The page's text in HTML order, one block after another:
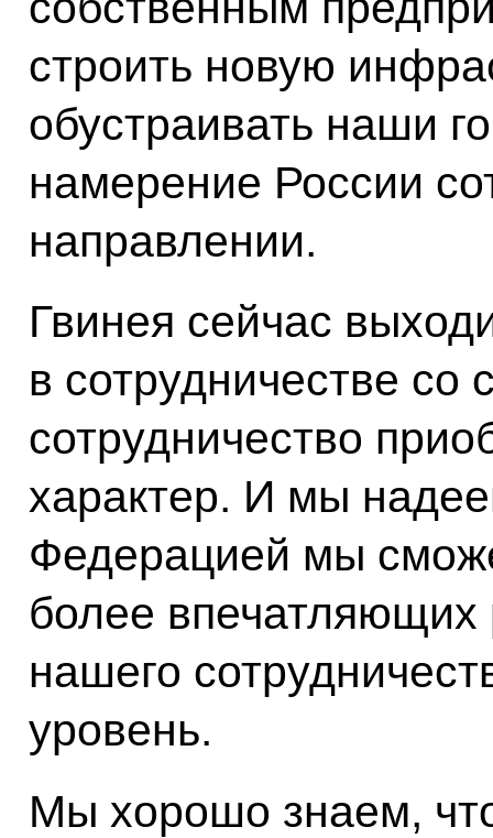
строить новую
обустраивать наши
намерение России
направлении.
Гвинея сейчас
в сотрудничестве со
сотрудничество
характер. И мы
Федерацией мы
более впечатляющих
нашего
уровень.
Мы хорошо знаем,